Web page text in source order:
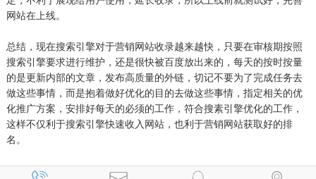
网站在上线。
总结，现在搜索引擎对于营销网站收录越来越快，只要在审核期按照
搜索引擎要求进行维护，还是很快被百度放出来的，每天的按时按量
的是更新内部的文章，发布高质量的外链，切记不要为了完成任务去
做这些事情，而是抱着做好优化的目的去做这些事情，指定相关的优
化推广方案，安排好每天的必须的工作，符合搜素引擎优化的工作，
这样不仅利于搜索引擎快速收入网站，也利于营销网站获取好的排
名。